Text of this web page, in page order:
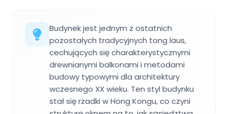
Budynek jest jednym z ostatnich
pozostałych tradycyjnych tong laus,
cechujących się charakterystycznymi
drewnianymi balkonami i metodami
budowy typowymi dla architektury
wczesnego XX wieku. Ten styl budynku
stał się rzadki w Hong Kongu, co czyni